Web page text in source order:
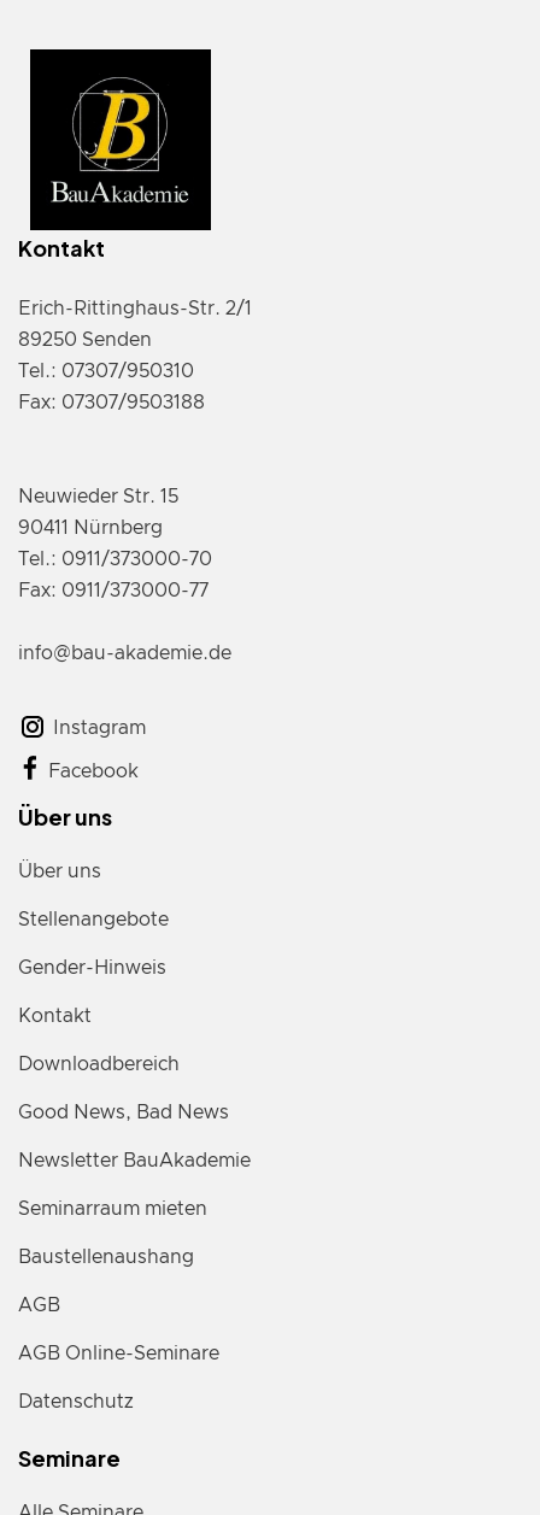
Kontakt
Erich-Rittinghaus-Str. 2/1
89250 Senden
Tel.: 07307/950310
Fax: 07307/9503188
Neuwieder Str. 15
90411 Nürnberg
Tel.: 0911/373000-70
Fax: 0911/373000-77
info@bau-akademie.de
Instagram
Facebook
Über uns
Über uns
Stellenangebote
Gender-Hinweis
Kontakt
Downloadbereich
Good News, Bad News
Newsletter BauAkademie
Seminarraum mieten
Baustellenaushang
AGB
AGB Online-Seminare
Datenschutz
Seminare